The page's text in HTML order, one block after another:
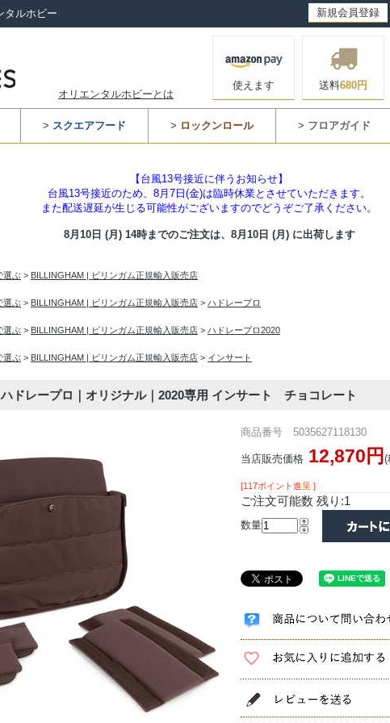
タルホビー 新規会員登録
オリエンタルホビーとは
使えます 送料680円
> スクエアフード > ロックンロール > フロアガイド
【台風13号接近に伴うお知らせ】
台風13号接近のため、8月7日(金)は臨時休業とさせていただきます。
また配送遅延が生じる可能性がございますのでどうぞご了承ください。
8月10日 (月) 14時までのご注文は、 8月10日 (月) に出荷します
選ぶ > BILLINGHAM | ビリンガム正規輸入販売店
選ぶ > BILLINGHAM | ビリンガム正規輸入販売店 > ハドレープロ
選ぶ > BILLINGHAM | ビリンガム正規輸入販売店 > ハドレープロ2020
選ぶ > BILLINGHAM | ビリンガム正規輸入販売店 > インサート
ドレープロ｜オリジナル｜2020専用 インサート チョコレート
商品番号 5035627118130
当店販売価格 12,870円(
[117ポイント進呈 ]
ご注文可能数 残り:1
数量